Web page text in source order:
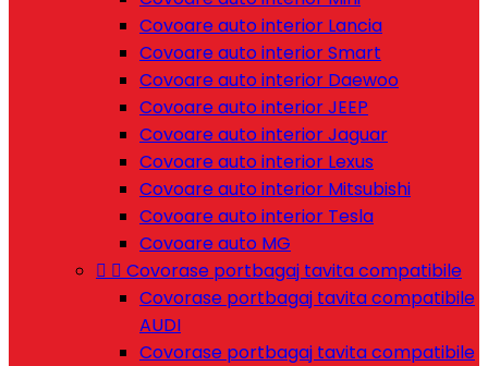
Covoare auto interior Lancia
Covoare auto interior Smart
Covoare auto interior Daewoo
Covoare auto interior JEEP
Covoare auto interior Jaguar
Covoare auto interior Lexus
Covoare auto interior Mitsubishi
Covoare auto interior Tesla
Covoare auto MG
  Covorase portbagaj tavita compatibile
Covorase portbagaj tavita compatibile
AUDI
Covorase portbagaj tavita compatibile